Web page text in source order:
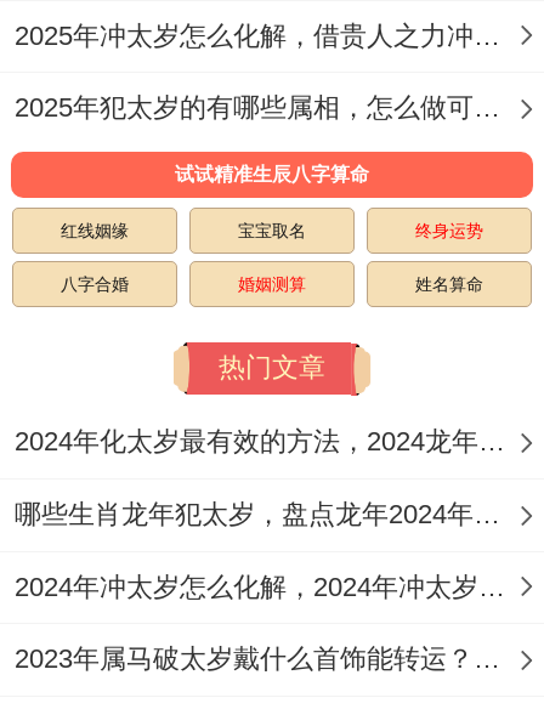
离、2025鸿运伴随、吉祥安康。
⑵ 不说衰言、多讲吉言结善
语言具有强大的力量 - 避免消极的言辞 - 无
论是对自己或身边接触的所有的...都人 - 多
说吉利的话，多做一些善事结善缘~有助于
在2025年里增加个人气场跟运势，事事如
猪，亥的本位方在西北~2025西北方是岁破
因【三碧禄存星】在这个方向飞临 - 西北是
2025年冲太岁怎么化解，借贵人之力冲出困境
2025年犯太岁的有哪些属相，怎么做可以否极泰来
试试精准生辰八字算命
红线姻缘 宝宝取名 终身运势
八字合婚 婚姻测算 姓名算命
热门文章
2024年化太岁最有效的方法，2024龙年化解犯太岁有效的5个妙法
哪些生肖龙年犯太岁，盘点龙年2024年犯太岁生肖
2024年冲太岁怎么化解，2024年冲太岁能快速由凶转吉的化解法
2023年属马破太岁戴什么首饰能转运？什么吉祥物能旺运？